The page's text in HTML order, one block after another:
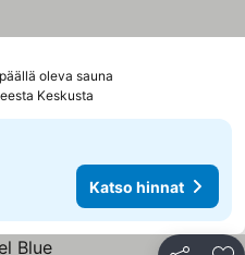
oleva sauna
Keskusta
Katso hinnat